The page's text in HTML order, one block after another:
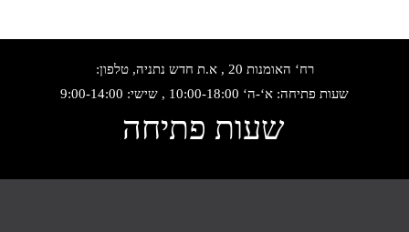
רח‘ האומנות 20 , א.ת חדש נתניה, טלפון:
שעות פתיחה: א‘-ה‘ 10:00-18:00 , שישי: 9:00-14:00
שעות פתיחה